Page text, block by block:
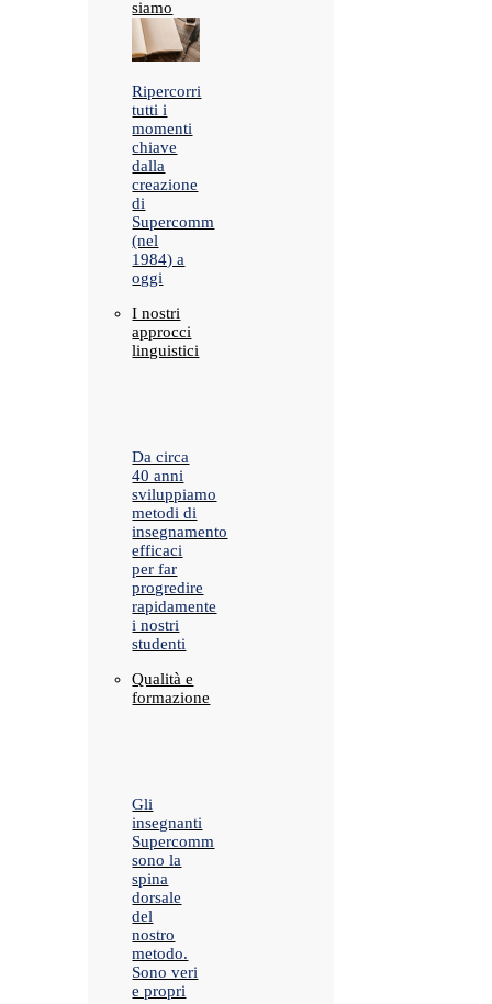
siamo
Ripercorri
tutti i
momenti
chiave
dalla
creazione
di
Supercomm
(nel
1984) a
oggi
I nostri
approcci
linguistici
Da circa
40 anni
sviluppiamo
metodi di
insegnamento
efficaci
per far
progredire
rapidamente
i nostri
studenti
Qualità e
formazione
Gli
insegnanti
Supercomm
sono la
spina
dorsale
del
nostro
metodo.
Sono veri
e propri